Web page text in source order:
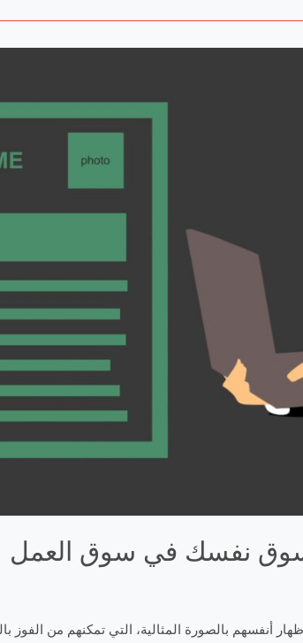
نفسك في سوق العمل
أنفسهم بالصورة المثالية، التي تمكنهم من الفوز